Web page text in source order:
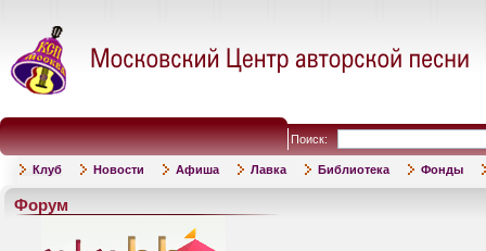
Поиск:
Клуб Новости Афиша Лавка Библиотека Фонды
Форум